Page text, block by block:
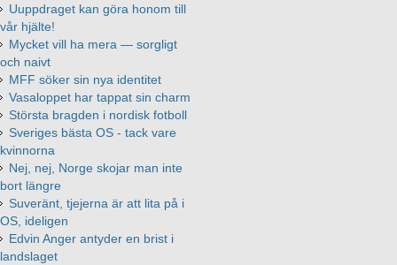
Uuppdraget kan göra honom till
vår hjälte!
Mycket vill ha mera — sorgligt
och naivt
MFF söker sin nya identitet
Vasaloppet har tappat sin charm
Största bragden i nordisk fotboll
Sveriges bästa OS - tack vare
kvinnorna
Nej, nej, Norge skojar man inte
bort längre
Suveränt, tjejerna är att lita på i
OS, ideligen
Edvin Anger antyder en brist i
landslaget